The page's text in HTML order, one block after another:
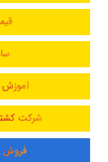
آموزش
شرکت
فروش